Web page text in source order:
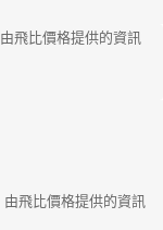
由飛比價格提供的資訊
由飛比價格提供的資訊